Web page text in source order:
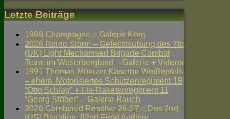
Letzte Beiträge
1989 Champagne – Galerie Korn
2026 Rhino Storm – Gefechtsübung des 7th
(UK) Light Mechanised Brigade Combat
Team im Weserbergland – Galerie + Videos
1991 Thomas Müntzer Kaserne Weißenfels
– ehem. Motorisiertes Schützenregiment 18
“Otto Schlag” + Fla-Raketenregiment 11
“Georg Stöber” – Galerie Rauch
2026 Combined Resolve 26-07 – Das 2nd